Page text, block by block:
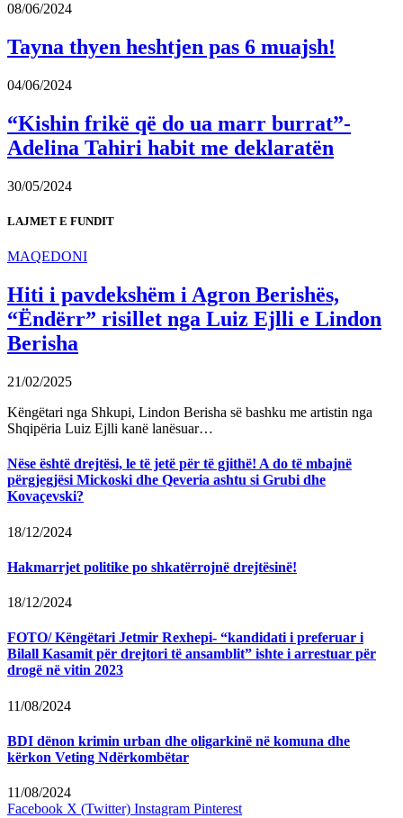
08/06/2024
Tayna thyen heshtjen pas 6 muajsh!
04/06/2024
“Kishin frikë që do ua marr burrat”-
Adelina Tahiri habit me deklaratën
30/05/2024
LAJMET E FUNDIT
MAQEDONI
Hiti i pavdekshëm i Agron Berishës,
“Ëndërr” risillet nga Luiz Ejlli e Lindon
Berisha
21/02/2025
Këngëtari nga Shkupi, Lindon Berisha së bashku me artistin nga
Shqipëria Luiz Ejlli kanë lanësuar…
Nëse është drejtësi, le të jetë për të gjithë! A do të mbajnë
përgjegjësi Mickoski dhe Qeveria ashtu si Grubi dhe
Kovaçevski?
18/12/2024
Hakmarrjet politike po shkatërrojnë drejtësinë!
18/12/2024
FOTO/ Këngëtari Jetmir Rexhepi- “kandidati i preferuar i
Bilall Kasamit për drejtori të ansamblit” ishte i arrestuar për
drogë në vitin 2023
11/08/2024
BDI dënon krimin urban dhe oligarkinë në komuna dhe
kërkon Veting Ndërkombëtar
11/08/2024
Facebook X (Twitter) Instagram Pinterest